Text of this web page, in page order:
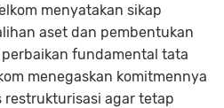
menyatakan sikap
aset dan pembentukan
fundamental tata
menegaskan komitmennya
restrukturisasi agar tetap